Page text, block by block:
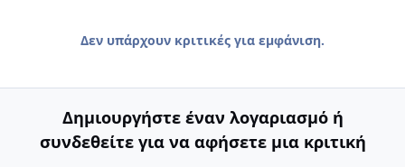
Δεν υπάρχουν κριτικές για εμφάνιση.
Δημιουργήστε έναν λογαριασμό ή
συνδεθείτε για να αφήσετε μια κριτική